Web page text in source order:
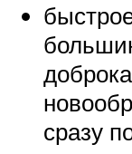
сразу